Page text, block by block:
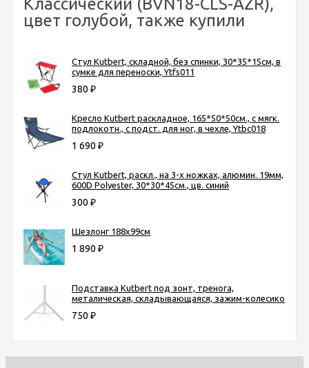
цвет голубой, также купили
Стул Kutbert, складной, без спинки, 30*35*15см, в
сумке для переноски, Ytfs011
380 ₽
Кресло Kutbert раскладное, 165*50*50см., с мягк.
подлокотн., с подст. для ног, в чехле, Ytbc018
1 690 ₽
Стул Kutbert, раскл., на 3-х ножках, алюмин. 19мм,
600D Polyester, 30*30*45см., цв. синий
300 ₽
Шезлонг 188х99см
1 890 ₽
Подставка Kutbert под зонт, тренога,
металическая, складывающаяся, зажим-колесико
750 ₽